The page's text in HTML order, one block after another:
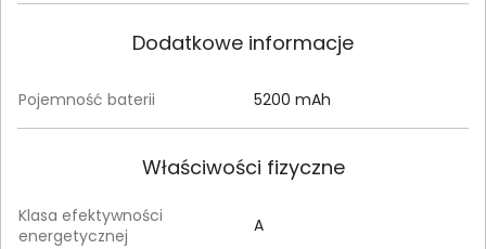
Dodatkowe informacje
Pojemność baterii 5200 mAh
Właściwości fizyczne
Klasa efektywności
energetycznej
A